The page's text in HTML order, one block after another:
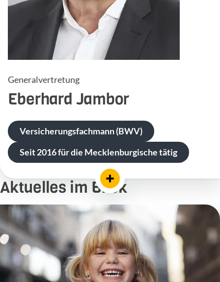
Generalvertretung
Eberhard Jambor
Versicherungsfachmann (BWV)
Seit 2016 für die Mecklenburgische tätig
Aktuelles im Blick